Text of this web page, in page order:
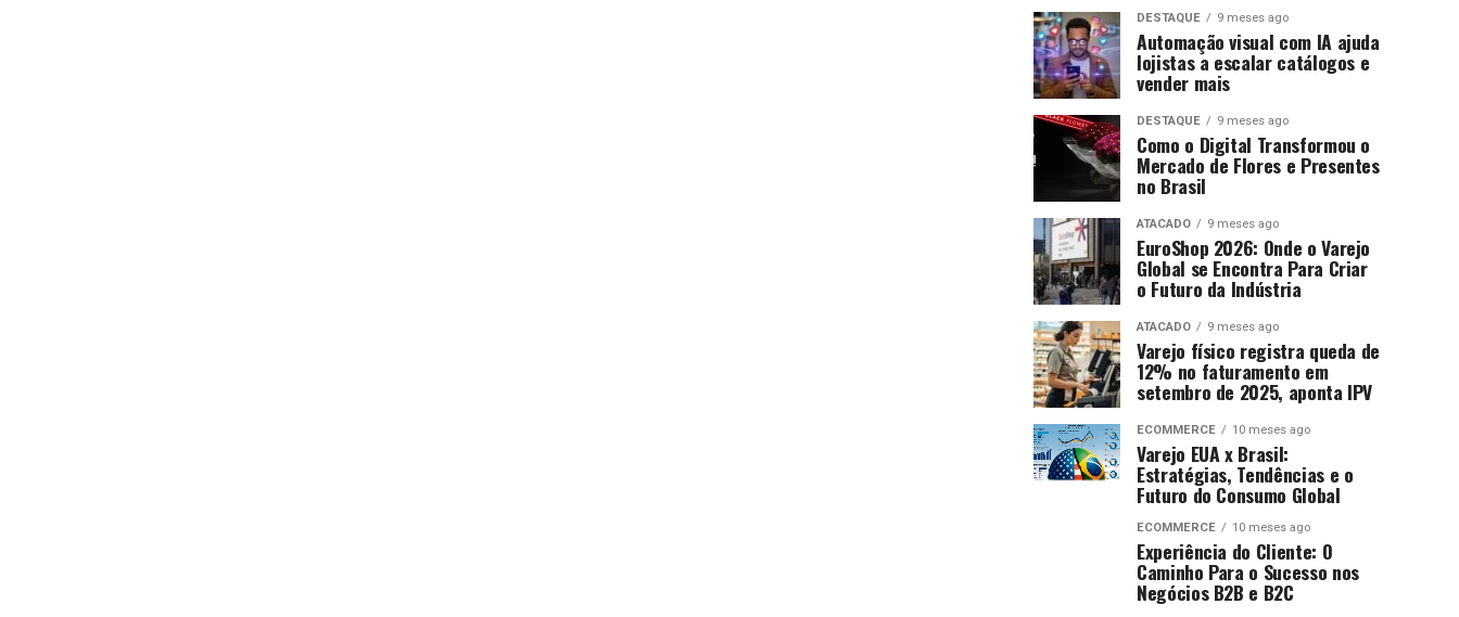
DESTAQUE 9 meses ago
Automação visual com IA ajuda
lojistas a escalar catálogos e
vender mais
DESTAQUE 9 meses ago
Como o Digital Transformou o
Mercado de Flores e Presentes
no Brasil
ATACADO 9 meses ago
EuroShop 2026: Onde o Varejo
Global se Encontra Para Criar
o Futuro da Indústria
ATACADO 9 meses ago
Varejo físico registra queda de
12% no faturamento em
setembro de 2025, aponta IPV
ECOMMERCE 10 meses ago
Varejo EUA x Brasil:
Estratégias, Tendências e o
Futuro do Consumo Global
ECOMMERCE 10 meses ago
Experiência do Cliente: O
Caminho Para o Sucesso nos
Negócios B2B e B2C